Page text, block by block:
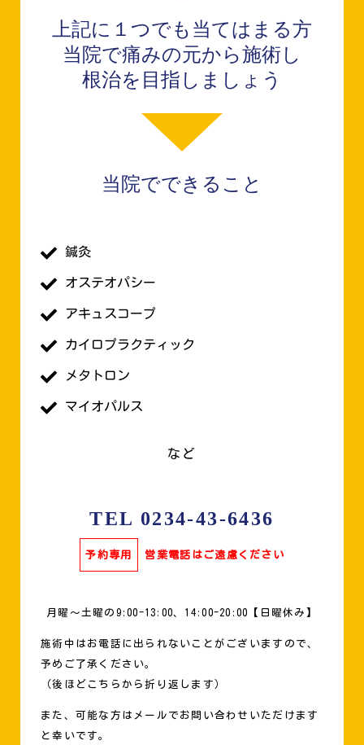
上記に１つでも当てはまる方
当院で痛みの元から施術し
根治を目指しましょう
当院でできること
鍼灸
オステオパシー
アキュスコープ
カイロプラクティック
メタトロン
マイオパルス
など
TEL 0234-43-6436
予約専用 営業電話はご遠慮ください
月曜〜土曜の9:00-13:00、14:00-20:00【日曜休み】
施術中はお電話に出られないことがございますので、
予めご了承ください。
（後ほどこちらから折り返します）
また、可能な方はメールでお問い合わせいただけます
と幸いです。